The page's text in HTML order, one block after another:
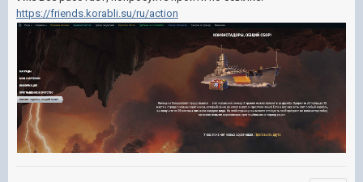
https://friends.korabli.su/ru/action